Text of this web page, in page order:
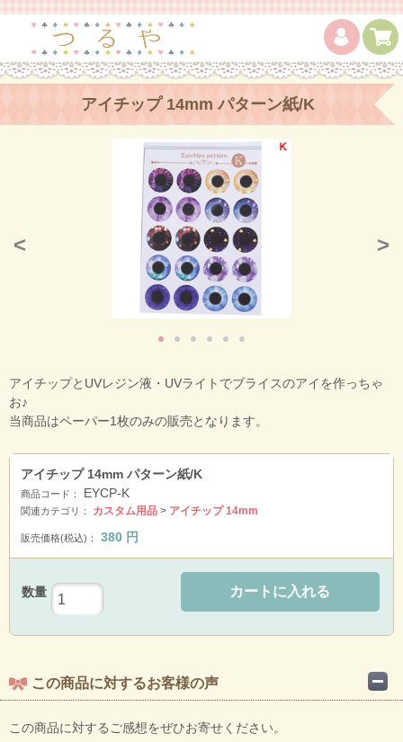
アイチップ 14mm パターン紙/K
< >
アイチップとUVレジン液・UVライトでブライスのアイを作っちゃ
お♪
当商品はペーパー1枚のみの販売となります。
アイチップ 14mm パターン紙/K
商品コード： EYCP-K
関連カテゴリ： カスタム用品 > アイチップ 14mm
販売価格(税込)： 380 円
数量 カートに入れる
この商品に対するお客様の声
この商品に対するご感想をぜひお寄せください。